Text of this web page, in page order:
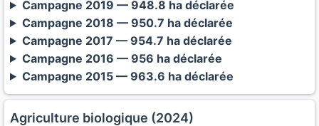
Campagne 2019 — 948.8 ha déclarée
Campagne 2018 — 950.7 ha déclarée
Campagne 2017 — 954.7 ha déclarée
Campagne 2016 — 956 ha déclarée
Campagne 2015 — 963.6 ha déclarée
Agriculture biologique (2024)